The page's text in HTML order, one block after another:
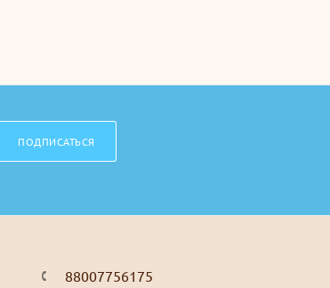
ПОДПИСАТЬСЯ
88007756175